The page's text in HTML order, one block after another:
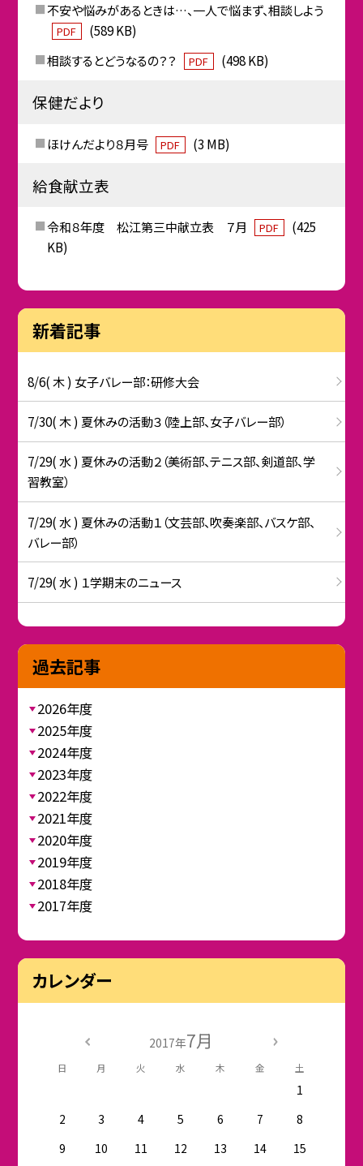
不安や悩みがあるときは…、一人で悩まず、相談しよう
PDF
(589 KB)
相談するとどうなるの？？
PDF (498 KB)
保健だより
ほけんだより８月号 PDF (3 MB)
給食献立表
令和８年度 松江第三中献立表 ７月 PDF
(425
KB)
新着記事
8/6( 木 ) 女子バレー部：研修大会
7/30( 木 ) 夏休みの活動３（陸上部、女子バレー部）
7/29( 水 ) 夏休みの活動２（美術部、テニス部、剣道部、学
習教室）
7/29( 水 ) 夏休みの活動１（文芸部、吹奏楽部、バスケ部、
バレー部）
7/29( 水 ) １学期末のニュース
過去記事
2026年度
2025年度
2024年度
2023年度
2022年度
2021年度
2020年度
2019年度
2018年度
2017年度
カレンダー
2017年7月
日 月 火 水 木 金 土
1
2
3 4 5 6 7
8
9
10 11 12 13 14
15